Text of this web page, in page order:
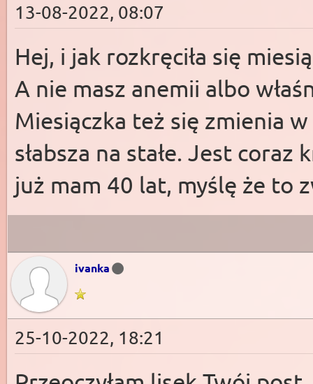
13-08-2022, 08:07
Hej, i jak rozkręciła się
A nie masz anemii albo
Miesiączka też się zmienia
słabsza na stałe. Jest
już mam 40 lat, myślę że to
ivanka
25-10-2022, 18:21